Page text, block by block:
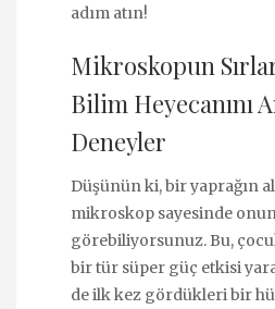
adım atın!
Mikroskopun
Bilim Heyecanını
Deneyler
Düşünün ki, bir yaprağın
mikroskop sayesinde
görebiliyorsunuz. Bu,
bir tür süper güç etkisi
de ilk kez gördükleri bir